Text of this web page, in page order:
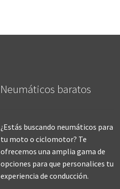
Neumáticos baratos
¿Estás buscando neumáticos para
tu moto o ciclomotor? Te
ofrecemos una amplia gama de
opciones para que personalices tu
experiencia de conducción.